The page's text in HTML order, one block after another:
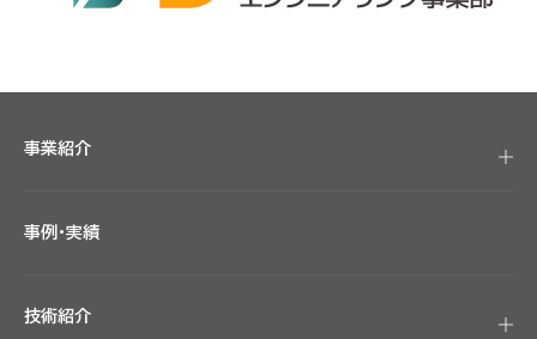
事業紹介
事例・実績
技術紹介